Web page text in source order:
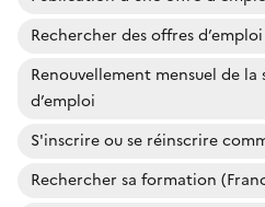
Rechercher des offres
Renouvellement mensuel de
d’emploi
S'inscrire ou se réinscrire
Rechercher sa formation